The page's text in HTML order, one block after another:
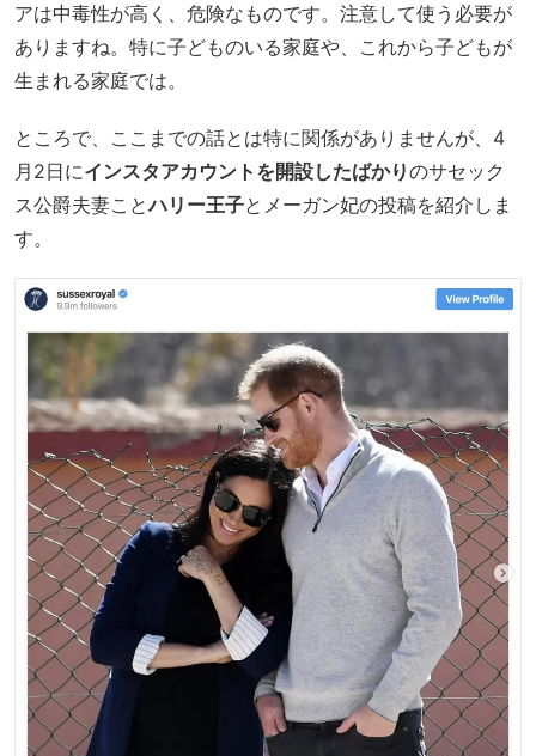
アは中毒性が高く、危険なものです。注意して使う必要が
ありますね。特に子どものいる家庭や、これから子どもが
生まれる家庭では。
ところで、ここまでの話とは特に関係がありませんが、4
月2日にインスタアカウントを開設したばかりのサセック
ス公爵夫妻ことハリー王子とメーガン妃の投稿を紹介しま
す。